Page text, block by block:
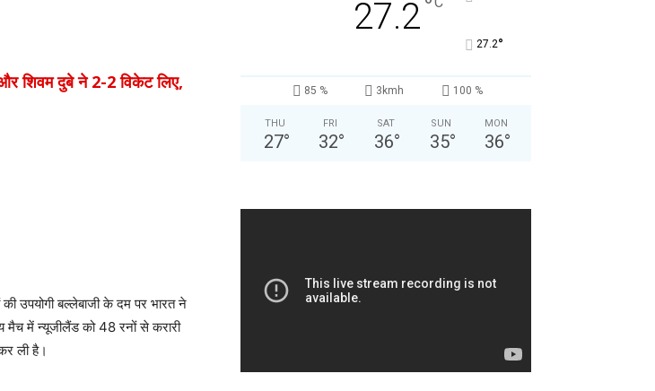
शिवम दुबे ने 2-2 विकेट लिए,
उपयोगी बल्लेबाजी के दम पर भारत ने
मैच में न्यूजीलैंड को 48 रनों से करारी
ली है।
27.2°
27.2°
85 % 3kmh 100 %
THU
27°
FRI
32°
SAT
36°
SUN
35°
MON
36°